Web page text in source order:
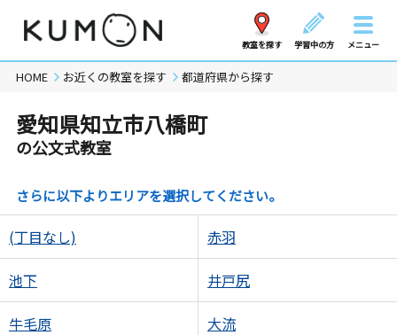
教室を探す 学習中の方 メニュー
HOME お近くの教室を探す 都道府県から探す
愛知県知立市八橋町
の公文式教室
さらに以下よりエリアを選択してください。
(丁目なし) 赤羽
池下 井戸尻
牛毛原 大流